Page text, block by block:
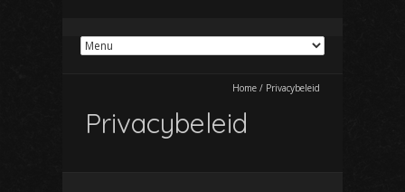
Home / Privacybeleid
Privacybeleid